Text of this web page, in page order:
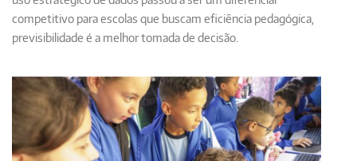
competitivo para escolas que buscam eficiência pedagógica,
previsibilidade é a melhor tomada de decisão.